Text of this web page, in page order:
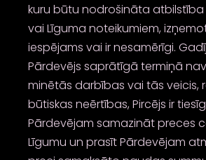
kuru būtu nodrošināta
vai Līguma noteikumiem,
iespējams vai ir nesamērīgi.
Pārdevējs saprātīgā termiņā
minētās darbības vai tās veicis,
būtiskas neērtības, Pircējs ir
Pārdevējam samazināt preces
Līgumu un prasīt Pārdevējam